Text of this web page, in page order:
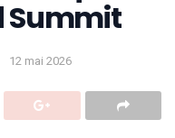
Summit
12 mai 2026